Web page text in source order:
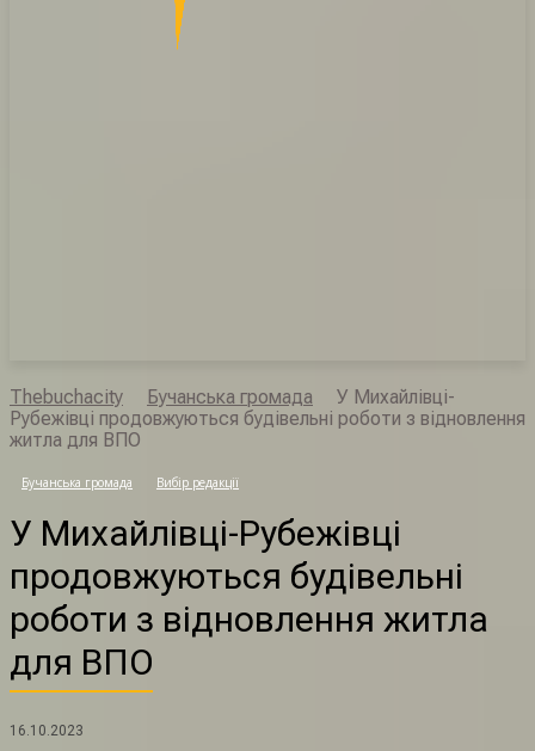
Thebuchacity Бучанська громада
У Михайлівці-
Рубежівці продовжуються будівельні роботи з відновлення
житла для ВПО
Бучанська громада Вибір редакції
У Михайлівці-Рубежівці
продовжуються будівельні
роботи з відновлення житла
для ВПО
16.10.2023